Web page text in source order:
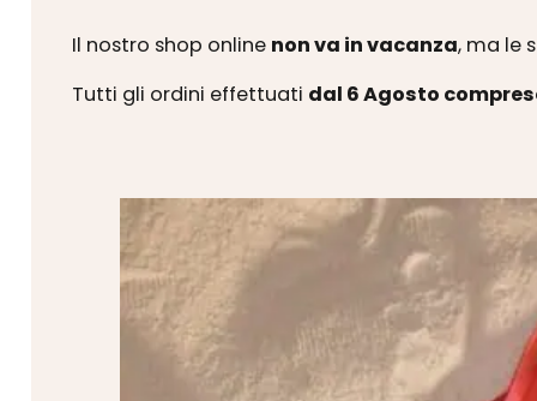
Il nostro shop online non va in vacanza, ma le
Tutti gli ordini effettuati dal 6 Agosto